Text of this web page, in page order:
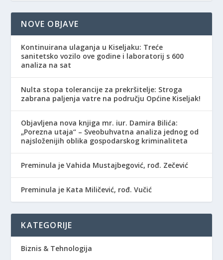
NOVE OBJAVE
Kontinuirana ulaganja u Kiseljaku: Treće
sanitetsko vozilo ove godine i laboratorij s 600
analiza na sat
Nulta stopa tolerancije za prekršitelje: Stroga
zabrana paljenja vatre na području Općine Kiseljak!
Objavljena nova knjiga mr. iur. Damira Bilića:
„Porezna utaja“ – Sveobuhvatna analiza jednog od
najsloženijih oblika gospodarskog kriminaliteta
Preminula je Vahida Mustajbegović, rođ. Zečević
Preminula je Kata Miličević, rođ. Vučić
KATEGORIJE
Biznis & Tehnologija